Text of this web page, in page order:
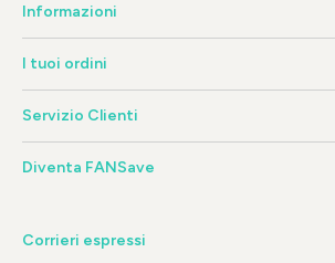
Informazioni
I tuoi ordini
Servizio Clienti
Diventa FANSave
Corrieri espressi